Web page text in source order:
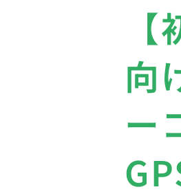
向
ー